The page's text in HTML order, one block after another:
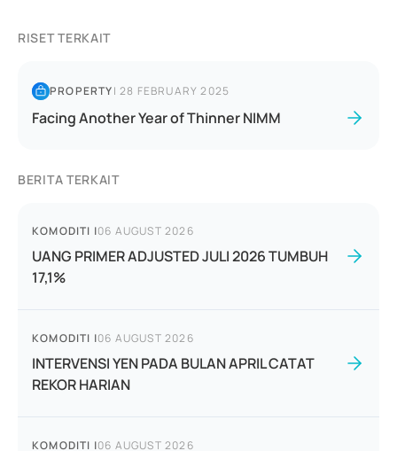
RISET TERKAIT
PROPERTY|28 FEBRUARY 2025
Facing Another Year of Thinner NIMM
BERITA TERKAIT
KOMODITI |06 AUGUST 2026
UANG PRIMER ADJUSTED JULI 2026 TUMBUH
17,1%
KOMODITI |06 AUGUST 2026
INTERVENSI YEN PADA BULAN APRIL CATAT
REKOR HARIAN
KOMODITI |06 AUGUST 2026